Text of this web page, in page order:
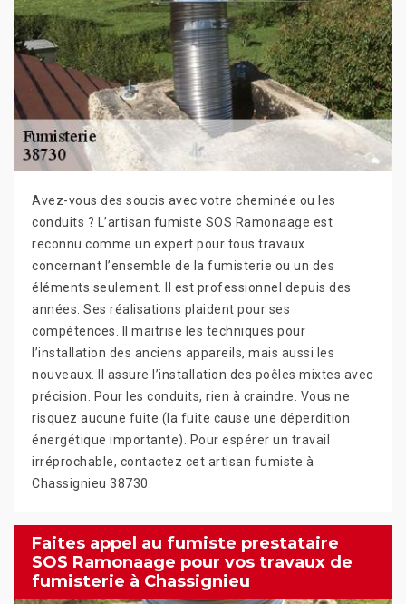
Avez-vous des soucis avec votre cheminée ou les
conduits ? L’artisan fumiste SOS Ramonaage est
reconnu comme un expert pour tous travaux
concernant l’ensemble de la fumisterie ou un des
éléments seulement. Il est professionnel depuis des
années. Ses réalisations plaident pour ses
compétences. Il maitrise les techniques pour
l’installation des anciens appareils, mais aussi les
nouveaux. Il assure l’installation des poêles mixtes avec
précision. Pour les conduits, rien à craindre. Vous ne
risquez aucune fuite (la fuite cause une déperdition
énergétique importante). Pour espérer un travail
irréprochable, contactez cet artisan fumiste à
Chassignieu 38730.
Faites appel au fumiste prestataire
SOS Ramonaage pour vos travaux de
fumisterie à Chassignieu